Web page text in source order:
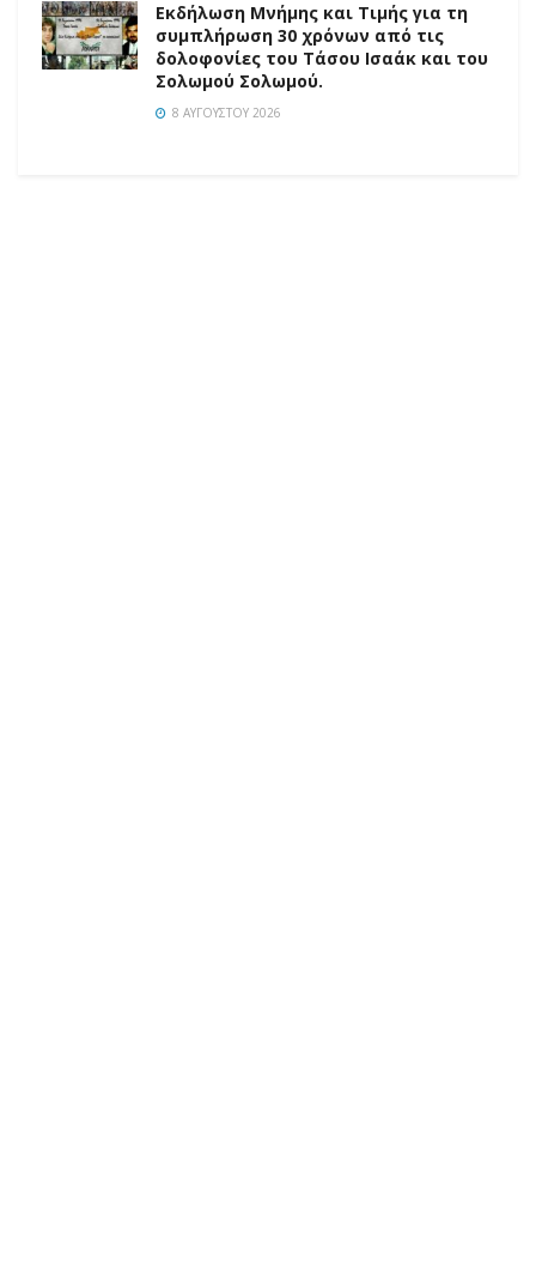
Εκδήλωση Μνήμης και Τιμής για τη
συμπλήρωση 30 χρόνων από τις
δολοφονίες του Τάσου Ισαάκ και του
Σολωμού Σολωμού.
8 ΑΥΓΟΎΣΤΟΥ 2026